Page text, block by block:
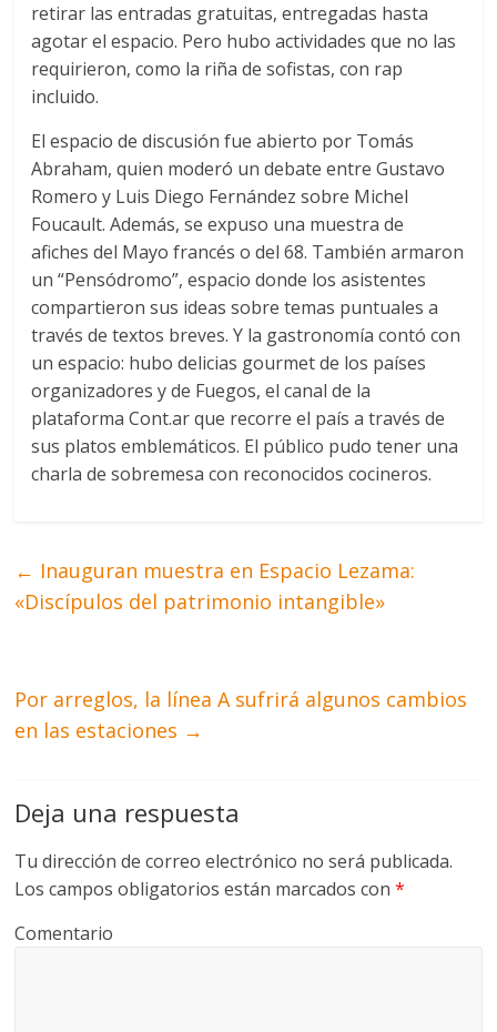
retirar las entradas gratuitas, entregadas hasta
agotar el espacio. Pero hubo actividades que no las
requirieron, como la riña de sofistas, con rap
incluido.
El espacio de discusión fue abierto por Tomás
Abraham, quien moderó un debate entre Gustavo
Romero y Luis Diego Fernández sobre Michel
Foucault. Además, se expuso una muestra de
afiches del Mayo francés o del 68. También armaron
un “Pensódromo”, espacio donde los asistentes
compartieron sus ideas sobre temas puntuales a
través de textos breves. Y la gastronomía contó con
un espacio: hubo delicias gourmet de los países
organizadores y de Fuegos, el canal de la
plataforma Cont.ar que recorre el país a través de
sus platos emblemáticos. El público pudo tener una
charla de sobremesa con reconocidos cocineros.
← Inauguran muestra en Espacio Lezama:
«Discípulos del patrimonio intangible»
Por arreglos, la línea A sufrirá algunos cambios
en las estaciones →
Deja una respuesta
Tu dirección de correo electrónico no será publicada.
Los campos obligatorios están marcados con*
Comentario